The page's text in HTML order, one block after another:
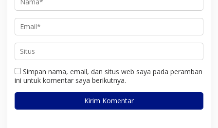
Simpan nama, email, dan situs web saya pada peramban
ini untuk komentar saya berikutnya.